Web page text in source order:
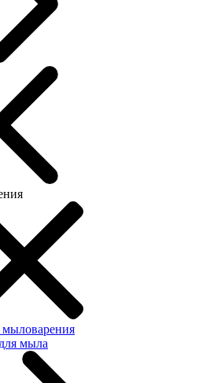
мыловарения
мыла